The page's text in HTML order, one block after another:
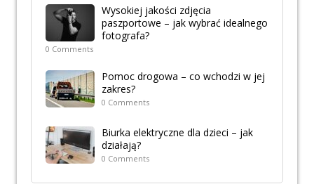
Wysokiej jakości zdjęcia
paszportowe – jak wybrać idealnego
fotografa?
0 Comments
Pomoc drogowa – co wchodzi w jej
zakres?
0 Comments
Biurka elektryczne dla dzieci – jak
działają?
0 Comments